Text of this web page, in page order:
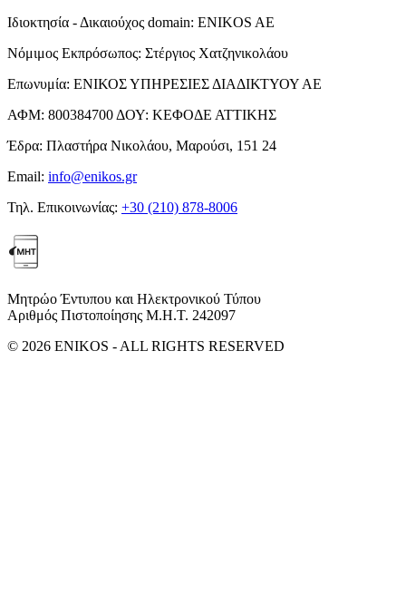
Ιδιοκτησία - Δικαιούχος domain: ENIKOS AE
Νόμιμος Εκπρόσωπος: Στέργιος Χατζηνικολάου
Επωνυμία: ΕΝΙΚΟΣ ΥΠΗΡΕΣΙΕΣ ΔΙΑΔΙΚΤΥΟΥ ΑΕ
ΑΦΜ: 800384700 ΔΟΥ: ΚΕΦΟΔΕ ΑΤΤΙΚΗΣ
Έδρα: Πλαστήρα Νικολάου, Μαρούσι, 151 24
Email: info@enikos.gr
Τηλ. Επικοινωνίας: +30 (210) 878-8006
Μητρώο Έντυπου και Ηλεκτρονικού Τύπου
Αριθμός Πιστοποίησης Μ.Η.Τ. 242097
© 2026 ENIKOS - ALL RIGHTS RESERVED